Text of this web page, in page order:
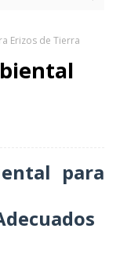
Erizos de Tierra
para